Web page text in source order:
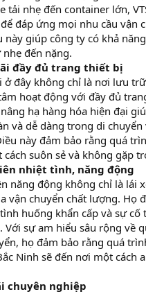
tải nhẹ đến container lớn,
đáp ứng mọi nhu cầu vận
này giúp công ty có khả
đến nặng.
đầy đủ trang thiết bị
ở đây không chỉ là nơi lưu
hoạt động với đầy đủ
hạ hàng hóa hiện đại
và dễ dàng trong di chuyển
này đảm bảo rằng quá
suôn sẻ và không gặp
nhiệt tình, năng động
năng động không chỉ là lái
vận chuyển chất lượng. Họ
huống khẩn cấp và sự cố
Với sự am hiểu sâu rộng về
họ đảm bảo rằng quá
Ninh sẽ đến nơi một cách
chuyên nghiệp